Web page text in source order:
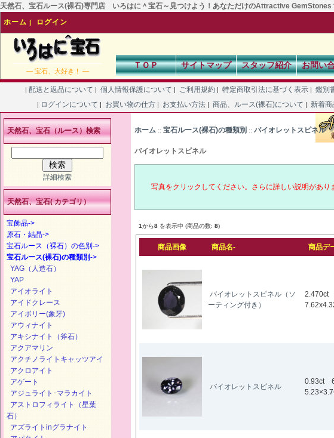
天然石、宝石ルース(裸石)専門店 いろはに＾宝石～見つけよう！あなただけのAttractive GemStones
ホーム | ログイン
― 宝石、大好き！ ―
ＴＯＰ サイトマップ スタッフ紹介 お問い
| 配送と返品について | 個人情報保護について | ご利用規約 | 特定商取引法に基づく表示 | 鑑別
| ログインについて | お買い物の仕方 | お支払い方法 | 商品、ルース(裸石)について | 新着商
ホーム :: 宝石ルース(裸石)の種類別 :: バイオレットスピネル
バイオレットスピネル
写真をクリックしてください。さらに詳しい説明があり
1から8 を表示中 (商品の数: 8)
商品画像 商品名- 商品デ
バイオレットスピネル（ソ
ーティング付き）
2.470ct
バイオレットスピネル
0.93ct
天然石、宝石（ルース）検索
詳細検索
天然石、宝石( カテゴリ）
宝飾品->
原石・結晶->
宝石ルース（裸石）の色別->
宝石ルース(裸石)の種類別->
YAG（人造石）
YAP
アイオライト
アイドクレース
アイボリー(象牙)
アウィナイト
アキシナイト（斧石）
アクアマリン
アクチノライトキャッツアイ
アクロアイト
アゲート
アジュライト･マラカイト
アストロフィライト（星葉
石）
アズライトinグラナイト